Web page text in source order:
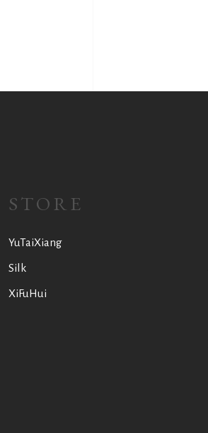
STORE
YuTaiXiang
Silk
XiFuHui